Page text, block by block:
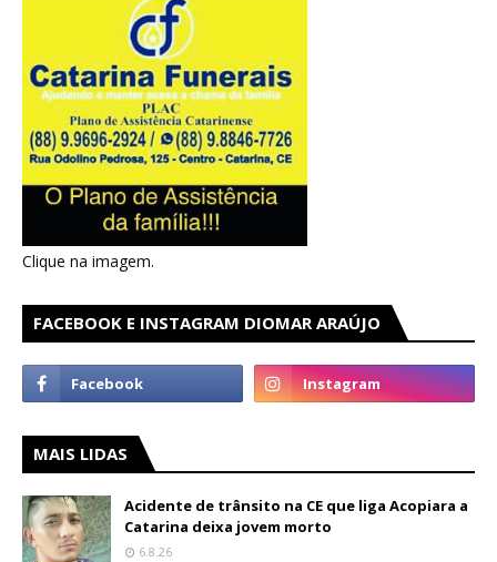
Clique na imagem.
FACEBOOK E INSTAGRAM DIOMAR ARAÚJO
MAIS LIDAS
Acidente de trânsito na CE que liga Acopiara a
Catarina deixa jovem morto
6.8.26